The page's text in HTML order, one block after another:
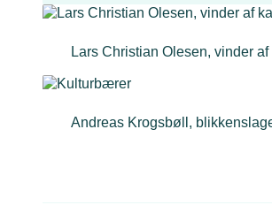
Lars Christian Olesen, vinder
Andreas Krogsbøll,